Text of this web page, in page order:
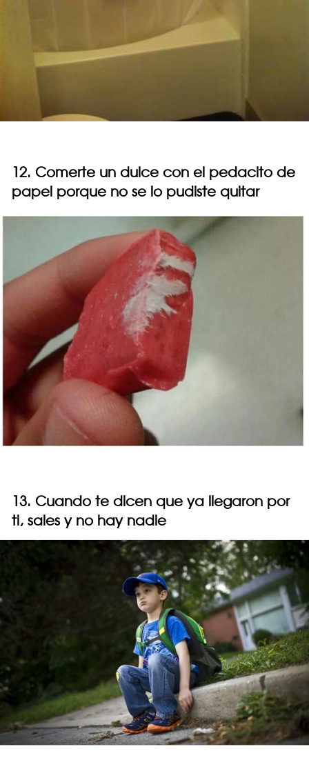
12. Comerte un dulce con el pedacito de
papel porque no se lo pudiste quitar
13. Cuando te dicen que ya llegaron por
ti, sales y no hay nadie